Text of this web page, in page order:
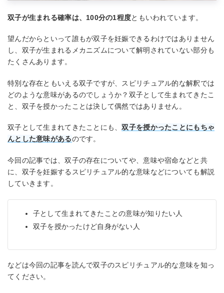
双子が生まれる確率は、100分の1程度ともいわれています。
望んだからといって誰もが双子を妊娠できるわけではありません
し、双子が生まれるメカニズムについて解明されていない部分も
たくさんあります。
特別な存在ともいえる双子ですが、スピリチュアル的な解釈では
どのような意味があるのでしょうか？双子として生まれてきたこ
と、双子を授かったことは決して偶然ではありません。
双子として生まれてきたことにも、双子を授かったことにもちゃ
んとした意味があるのです。
今回の記事では、双子の存在についてや、意味や宿命などと共
に、双子を妊娠するスピリチュアル的な意味などについても解説
していきます。
子として生まれてきたことの意味が知りたい人
双子を授かったけど自身がない人
などは今回の記事を読んで双子のスピリチュアル的な意味を知っ
てください。